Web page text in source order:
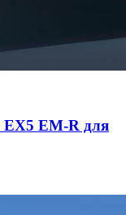
EX5 EM-R для